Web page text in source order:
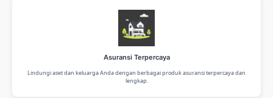
Asuransi Terpercaya
Lindungi aset dan keluarga Anda dengan berbagai produk asuransi terpercaya dan
lengkap.